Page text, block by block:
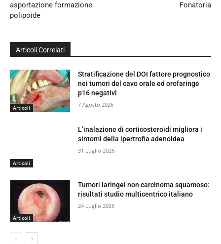
asportazione formazione
polipoide
Fonatoria
Articoli Correlati
Articoli
Stratificazione del DOI fattore prognostico
nei tumori del cavo orale ed orofaringe
p16 negativi
7 Agosto 2026
Articoli
L’inalazione di corticosteroidi migliora i
sintomi della ipertrofia adenoidea
31 Luglio 2026
Articoli
Tumori laringei non carcinoma squamoso:
risultati studio multicentrico italiano
24 Luglio 2026